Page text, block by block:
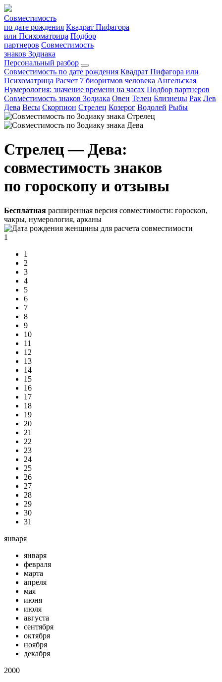
Совместимость
по дате рождения Квадрат Пифагора
или Психоматрица Подбор
партнеров Совместимость
знаков Зодиака
Персональный разбор
Совместимость по дате рождения Квадрат Пифагора или
Психоматрица Расчет 7 биоритмов человека Ангельская
Нумерология: значение времени на часах Подбор партнеров
Совместимость знаков Зодиака Овен Телец Близнецы Рак Лев
Дева Весы Скорпион Стрелец Козерог Водолей Рыбы
Стрелец — Дева:
совместимость знаков
по гороскопу и отзывы
Бесплатная расширенная версия совместимости: гороскоп,
чакры, нумерология, арканы
1
1
2
3
4
5
6
7
8
9
10
11
12
13
14
15
16
17
18
19
20
21
22
23
24
25
26
27
28
29
30
31
января
января
февраля
марта
апреля
мая
июня
июля
августа
сентября
октября
ноября
декабря
2000